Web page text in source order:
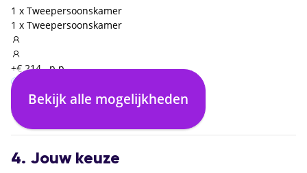
1 x Tweepersoonskamer
1 x Tweepersoonskamer
+€ 214,- p.p.
Enkel logies
€ 0,- p.p.
Bekijk alle mogelijkheden
4. Jouw keuze